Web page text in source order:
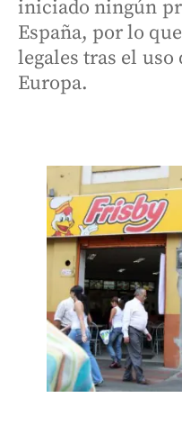
iniciado ningún
España, por lo
legales tras el
Europa.